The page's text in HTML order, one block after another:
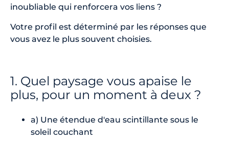
inoubliable qui renforcera vos liens ?
Votre profil est déterminé par les réponses que
vous avez le plus souvent choisies.
1. Quel paysage vous apaise le
plus, pour un moment à deux ?
a) Une étendue d'eau scintillante sous le
soleil couchant